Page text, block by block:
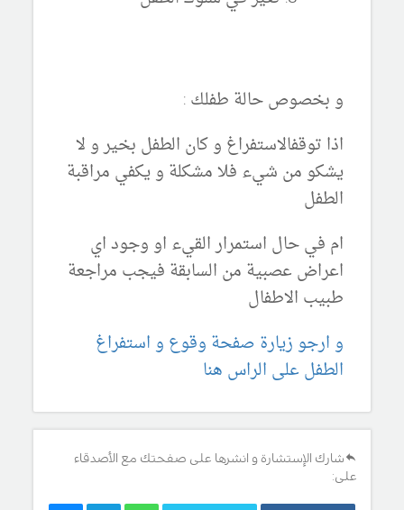
و بخصوص حالة طفلك :
اذا توقفالاستفراغ و كان الطفل بخير و لا
يشكو من شيء فلا مشكلة و يكفي مراقبة
الطفل
ام في حال استمرار القيء او وجود اي
اعراض عصبية من السابقة فيجب مراجعة
طبيب الاطفال
و ارجو زيارة صفحة وقوع و استفراغ
الطفل على الراس هنا
شارك الإستشارة و انشرها على صفحتك مع الأصدقاء
على: